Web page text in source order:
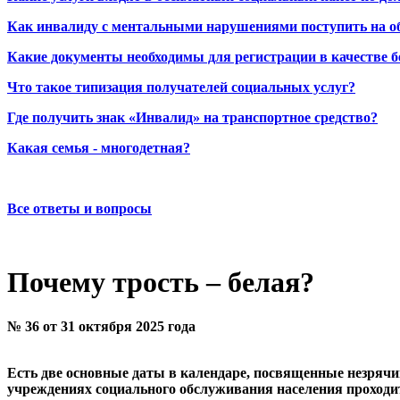
Как инвалиду с ментальными нарушениями поступить на
Какие документы необходимы для регистрации в качестве
Что такое типизация получателей социальных услуг?
Где получить знак «Инвалид» на транспортное средство?
Какая семья - многодетная?
Все ответы и вопросы
Почему трость – белая?
№ 36 от 31 октября 2025 года
Есть две основные даты в календаре, посвященные
учреждениях социального обслуживания населения